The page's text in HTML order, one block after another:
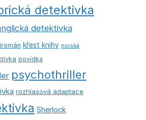
detektivka
detektivka
křest knihy norská
povídka
psychothriller
rozhlasová adaptace
Sherlock